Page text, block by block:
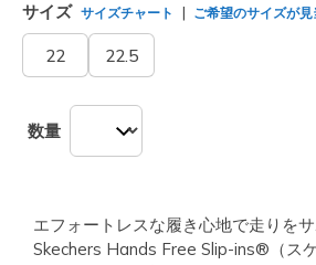
サイズ サイズチャート ご希望のサイズが
22 22.5
数量
エフォートレスな履き心地で走りを
Skechers Hands Free Slip-ins®（ス